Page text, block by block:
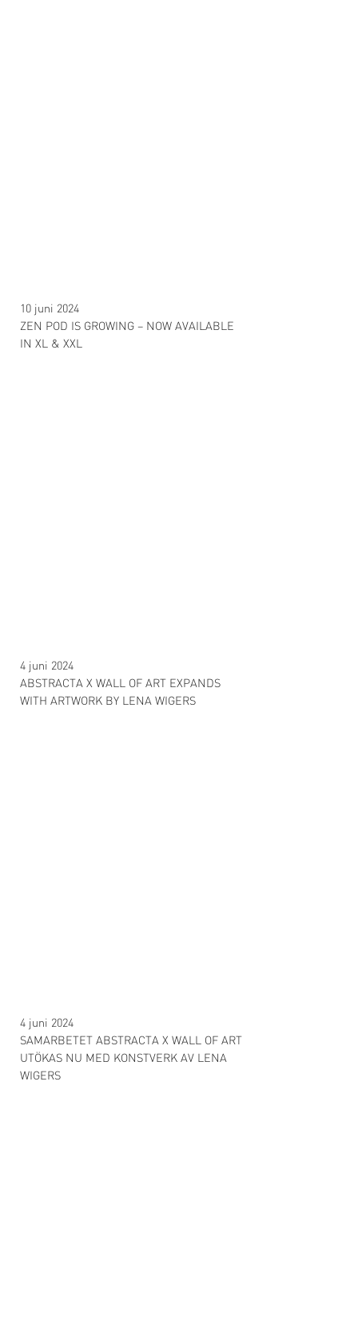
10 juni 2024
ZEN POD IS GROWING – NOW AVAILABLE
IN XL & XXL
4 juni 2024
ABSTRACTA X WALL OF ART EXPANDS
WITH ARTWORK BY LENA WIGERS
4 juni 2024
SAMARBETET ABSTRACTA X WALL OF ART
UTÖKAS NU MED KONSTVERK AV LENA
WIGERS